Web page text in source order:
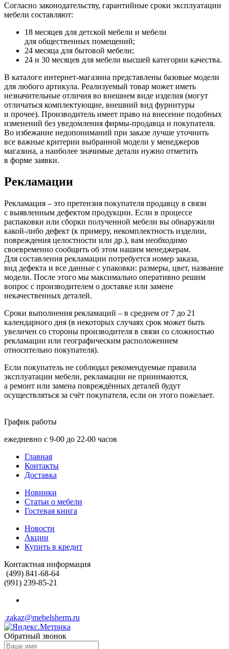
Согласно законодательству, гарантийные сроки эксплуатации
мебели составляют:
18 месяцев для детской мебели и мебели
для общественных помещений;
24 месяца для бытовой мебели;
24 и 30 месяцев для мебели высшей категории качества.
В каталоге интернет-магазина представлены базовые модели
для любого артикула. Реализуемый товар может иметь
незначительные отличия во внешнем виде изделия (могут
отличаться комплектующие, внешний вид фурнитуры
и прочее). Производитель имеет право на внесение подобных
изменений без уведомления фирмы-продавца и покупателя.
Во избежание недопониманий при заказе лучше уточнить
все важные критерии выбранной модели у менеджеров
магазина, а наиболее значимые детали нужно отметить
в форме заявки.
Рекламации
Рекламация – это претензия покупателя продавцу в связи
с выявленным дефектом продукции. Если в процессе
распаковки или сборки полученной мебели вы обнаружили
какой-либо дефект (к примеру, некомплектность изделии,
повреждения целостности или др.), вам необходимо
своевременно сообщить об этом нашим менеджерам.
Для составления рекламации потребуется номер заказа,
вид дефекта и все данные с упаковки: размеры, цвет, название
модели. После этого мы максимально оперативно решим
вопрос с производителем о доставке или замене
некачественных деталей.
Сроки выполнения рекламаций – в среднем от 7 до 21
календарного дня (в некоторых случаях срок может быть
увеличен со стороны производителя в связи со сложностью
рекламации или географическим расположением
относительно покупателя).
Если покупатель не соблюдал рекомендуемые правила
эксплуатации мебели, рекламации не принимаются,
а ремонт или замена повреждённых деталей будут
осуществляться за счёт покупателя, если он этого пожелает.
График работы
ежедневно с 9-00 до 22-00 часов
Главная
Контакты
Доставка
Новинки
Статьи о мебели
Гостевая книга
Новости
Акции
Купить в кредит
Контактная информация
(499) 841-68-64
(991) 239-85-21
zakaz@mebelsherm.ru
Обратный звонок